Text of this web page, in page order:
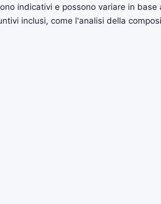
indicativi e possono variare in
inclusi, come l'analisi della